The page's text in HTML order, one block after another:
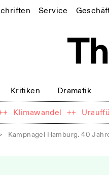
Service
Kritiken Dramatik
Klimawandel ++
Kampnagel Hamburg. 40